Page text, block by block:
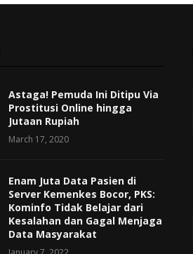
Astaga! Pemuda Ini Ditipu Via
Prostitusi Online hingga
Jutaan Rupiah
March 17, 2020
Enam Juta Data Pasien di
Server Kemenkes Bocor, PKS:
Kominfo Tidak Belajar dari
Kesalahan dan Gagal Menjaga
Data Masyarakat